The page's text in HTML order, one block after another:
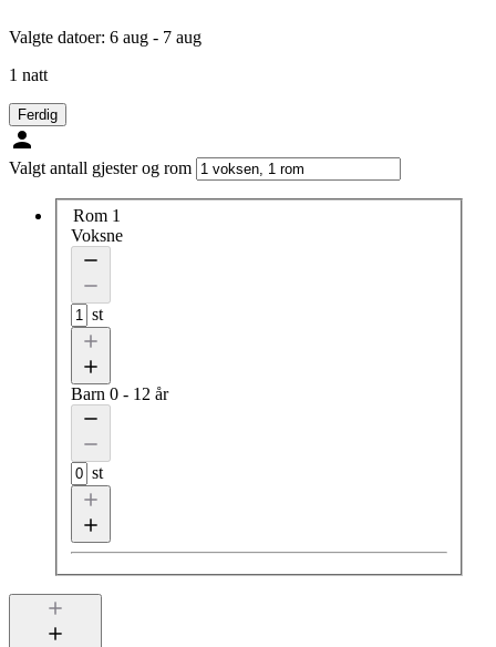
Valgte datoer: 6 aug - 7 aug
1 natt
Ferdig
Valgt antall gjester og rom
Rom 1
Voksne
st
Barn 0 - 12 år
st